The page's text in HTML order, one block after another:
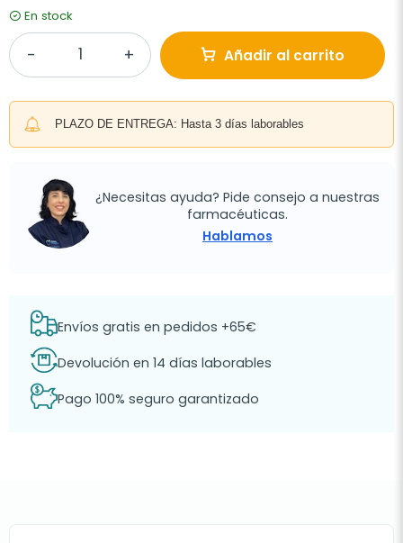
En stock
Añadir al carrito
PLAZO DE ENTREGA: Hasta 3 días laborables
¿Necesitas ayuda? Pide consejo a nuestras
farmacéuticas.
Hablamos
Envíos gratis en pedidos +65€
Devolución en 14 días laborables
Pago 100% seguro garantizado